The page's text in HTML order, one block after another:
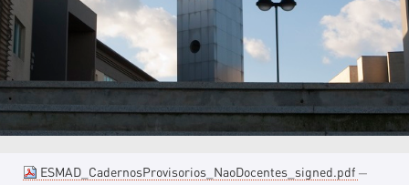
ESMAD_CadernosProvisorios_NaoDocentes_signed.pdf —